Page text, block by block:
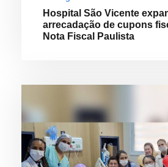
Hospital São Vicente
arrecadação de cupons
Nota Fiscal Paulista